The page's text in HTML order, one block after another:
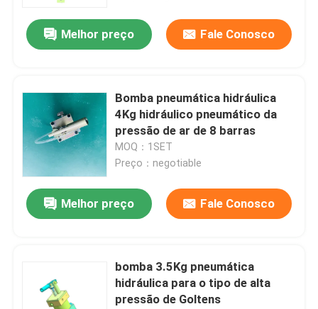
Melhor preço Fale Conosco
Bomba pneumática hidráulica
4Kg hidráulico pneumático da
pressão de ar de 8 barras
MOQ：1SET
Preço：negotiable
Melhor preço Fale Conosco
bomba 3.5Kg pneumática
hidráulica para o tipo de alta
pressão de Goltens